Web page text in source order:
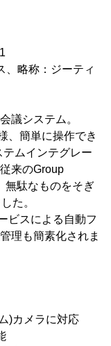
、略称：ジーティ
議システム。
、簡単に操作でき
ムインテグレー
来のGroup
無駄なものをそぎ
た。
ビスによる自動フ
理も簡素化されま
)カメラに対応